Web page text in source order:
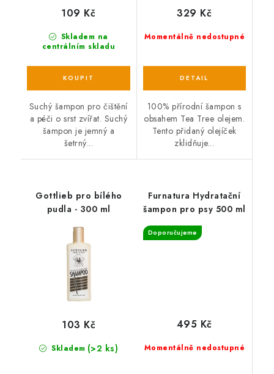
Skladem na
centrálním skladu
109 Kč
Suchý šampon pro čištění
a péči o srst zvířat. Suchý
šampon je jemný a
šetrný...
Momentálně nedostupné
329 Kč
100% přírodní šampon s
obsahem Tea Tree olejem.
Tento přidaný olejíček
zklidňuje...
Gottlieb pro bílého
pudla - 300 ml
Skladem (>2 ks)
103 Kč
Furnatura Hydratační
šampon pro psy 500 ml
Doporučujeme
Momentálně nedostupné
495 Kč